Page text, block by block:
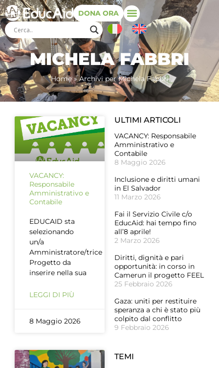
DONA ORA
MICHELA FABBRI
Home»Archivi per Michela Fabbri
VACANCY:
Responsabile
Amministrativo e
Contabile
EDUCAID sta
selezionando
un/a
Amministratore/trice
Progetto da
inserire nella sua
LEGGI DI PIÙ
8 Maggio 2026
ULTIMI ARTICOLI
VACANCY: Responsabile
Amministrativo e
Contabile
8 Maggio 2026
Inclusione e diritti umani
in El Salvador
11 Marzo 2026
Fai il Servizio Civile c/o
EducAid: hai tempo fino
all’8 aprile!
2 Marzo 2026
Diritti, dignità e pari
opportunità: in corso in
Camerun il progetto FEEL
25 Febbraio 2026
Gaza: uniti per restituire
speranza a chi è stato più
colpito dal conflitto
9 Febbraio 2026
TEMI